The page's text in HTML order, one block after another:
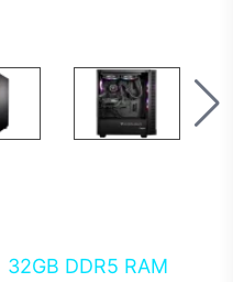
32GB DDR5 RAM